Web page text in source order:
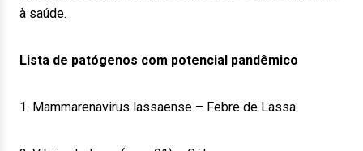
à saúde.
Lista de patógenos com potencial pandêmico
1. Mammarenavirus lassaense – Febre de Lassa